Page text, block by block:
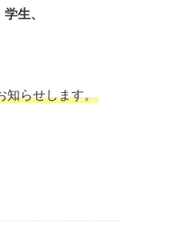
生、
知らせします。